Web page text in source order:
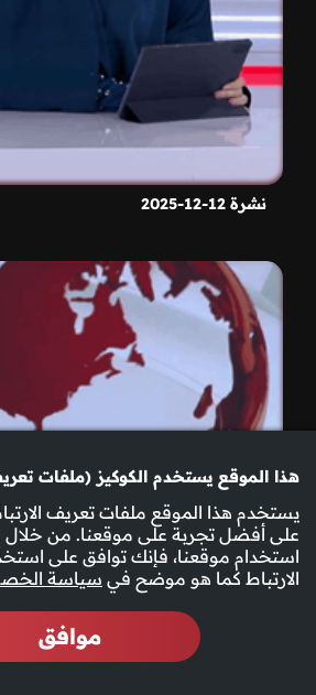
نشرة 12-12-2025
هذا الموقع يستخدم الكوكيز (ملفات
يستخدم هذا الموقع ملفات تعريف
على أفضل تجربة على موقعنا. من خلال
استخدام موقعنا، فإنك توافق على
الارتباط كما هو موضح في سياسة
موافق